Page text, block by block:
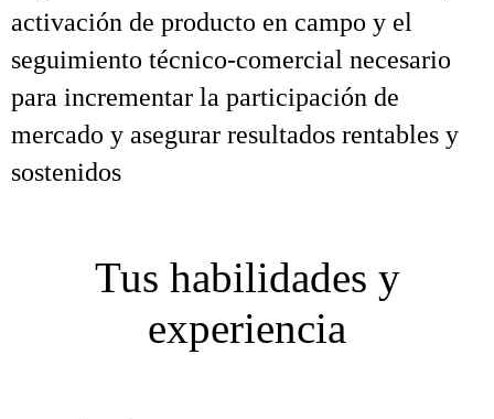
activación de producto en campo y el
seguimiento técnico‑comercial necesario
para incrementar la participación de
mercado y asegurar resultados rentables y
sostenidos
Tus habilidades y
experiencia